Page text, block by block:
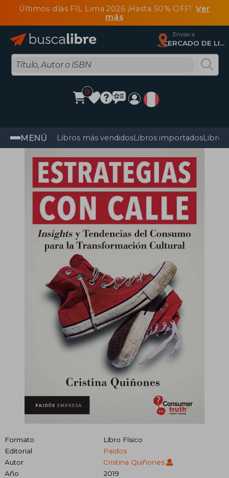
Últimos días FIL Lima 2026 ¡Hasta 50% OFF!Ver
más
Enviar a
CERCADO DE LIMA, Lima
0
MENÚ Libros más vendidosLibros importadosLibros
Formato
Libro Físico
Editorial
Paidos
Autor
Cristina Quiñones
Año
2019